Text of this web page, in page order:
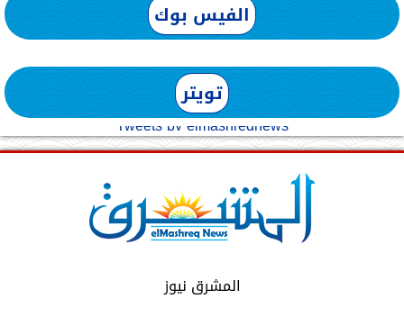
الفيس بوك
تويتر
Tweets by elmashreqnews
المشرق نيوز